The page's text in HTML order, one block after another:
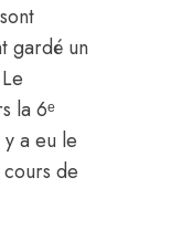
gardé un
la 6ᵉ
a eu le
de